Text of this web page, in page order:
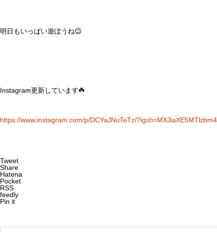
明日もいっぱい遊ぼうね😉
Instagram更新しています☘️
https://www.instagram.com/p/DCYaJNuTeTz/
Tweet
Share
Hatena
Pocket
RSS
feedly
Pin it